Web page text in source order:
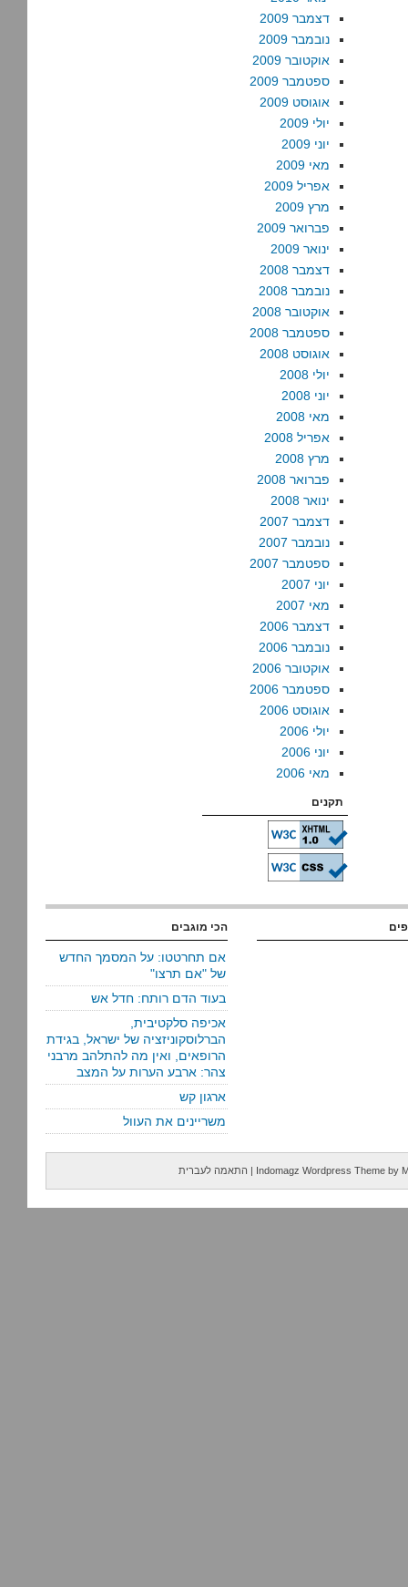
דצמבר 2009
נובמבר 2009
אוקטובר 2009
ספטמבר 2009
אוגוסט 2009
יולי 2009
יוני 2009
מאי 2009
אפריל 2009
מרץ 2009
פברואר 2009
ינואר 2009
דצמבר 2008
נובמבר 2008
אוקטובר 2008
ספטמבר 2008
אוגוסט 2008
יולי 2008
יוני 2008
מאי 2008
אפריל 2008
מרץ 2008
פברואר 2008
ינואר 2008
דצמבר 2007
נובמבר 2007
ספטמבר 2007
יוני 2007
מאי 2007
דצמבר 2006
נובמבר 2006
אוקטובר 2006
ספטמבר 2006
אוגוסט 2006
יולי 2006
יוני 2006
מאי 2006
תקנים
הכי מוגבים
אם תחרטטו: על המסמך החדש
של "אם תרצו"
בעוד הדם רותח: חדל אש
אכיפה סלקטיבית,
הברלוסקוניזציה של ישראל, בגידת
הרופאים, ואין מה להתלהב מרבני
צהר: ארבע הערות על המצב
ארגון קש
משריינים את העוול
Indomagz Wordpress Theme by
| התאמה לעברית